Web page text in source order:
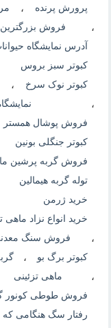
پرورش پرنده ،
، فروش بزرگترين
آدرس نمایشگاه
کبوتر سبز بروس
کبوتر نوک سرخ ،
،
فروش پوشال همستر
کبوتر جنگلی بونین
فروش گربه پرشین
توله گربه هیمالین
خرید ژرمن
خرید انواع نزاد ماهی
، فروش سنگ
کبوتر برگ بو ،
، ماهی تزئینی
فروش طوطی کونور
رفتار سگ هنگامی